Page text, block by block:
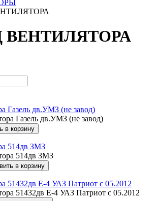
ВЕНТИЛЯТОРА
Газель дв.УМЗ (не завод)
в корзину
514дв ЗМЗ
в корзину
51432дв Е-4 УАЗ Патриот с 05.2012